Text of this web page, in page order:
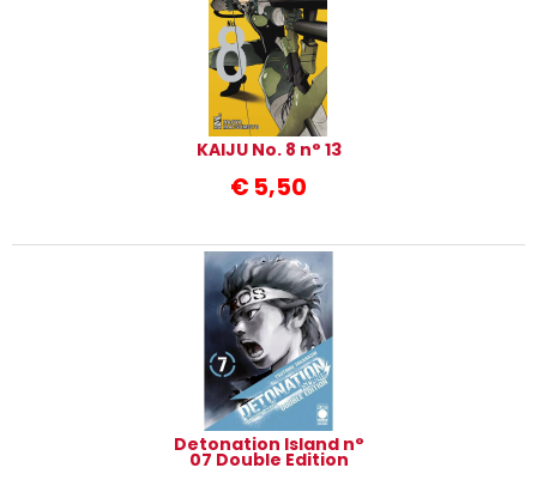
KAIJU No. 8 n° 13
€ 5,50
Detonation Island n°
07 Double Edition